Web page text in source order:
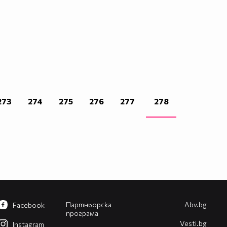
274 275 276 277 278
Партньорска
програма
Facebook
Instagram
Abv.bg
Vesti.bg